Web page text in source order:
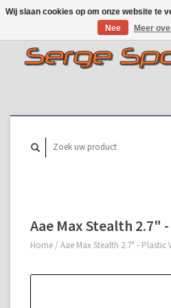
Aae Max Stealth 2.7"
Home / Aae Max Stealth 2.7" - Plastic
Wij slaan cookies op om onze website te
Nee
Meer